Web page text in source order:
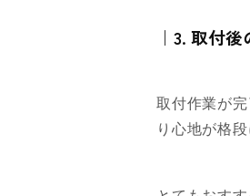
｜3. 取付
取付作業が
り心地が格